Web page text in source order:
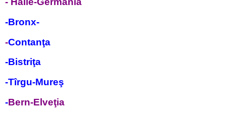
-Bronx-
-Contanţa
-Bistriţa
-Tîrgu-Mureş
-Bern-Elveţia